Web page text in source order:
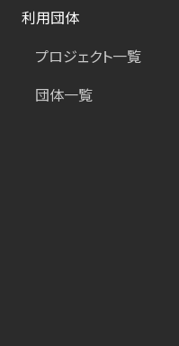
利用団体
プロジェクト一覧
団体一覧